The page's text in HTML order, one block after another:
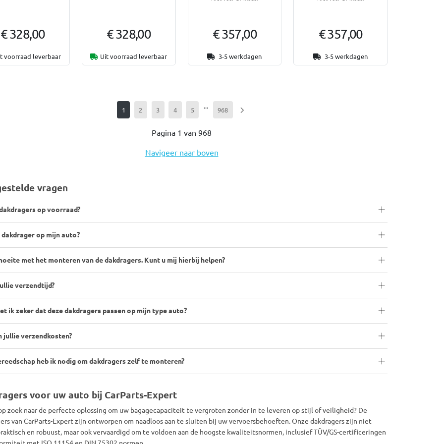
€ 328,00
voorraad leverbaar
€ 328,00
Uit voorraad leverbaar
€ 357,00
3-5 werkdagen
€ 357,00
3-5 werkdagen
1 2 3 4 5 ... 968
Pagina 1 van 968
Navigeer naar boven
vragen
op voorraad?
dakdrager op mijn auto?
met het monteren van de dakdragers. Kunt u mij hierbij helpen?
verzendtijd?
ik zeker dat deze dakdragers passen op mijn type auto?
jullie verzendkosten?
heb ik nodig om dakdragers zelf te monteren?
voor uw auto bij CarParts-Expert
zoek naar de perfecte oplossing om uw bagagecapaciteit te vergroten zonder in te leveren op stijl of veiligheid? De
van CarParts-Expert zijn ontworpen om naadloos aan te sluiten bij uw vervoersbehoeften. Onze dakdragers zijn niet
en robuust, maar ook vervaardigd om te voldoen aan de hoogste kwaliteitsnormen, inclusief TÜV/GS-certificeringen